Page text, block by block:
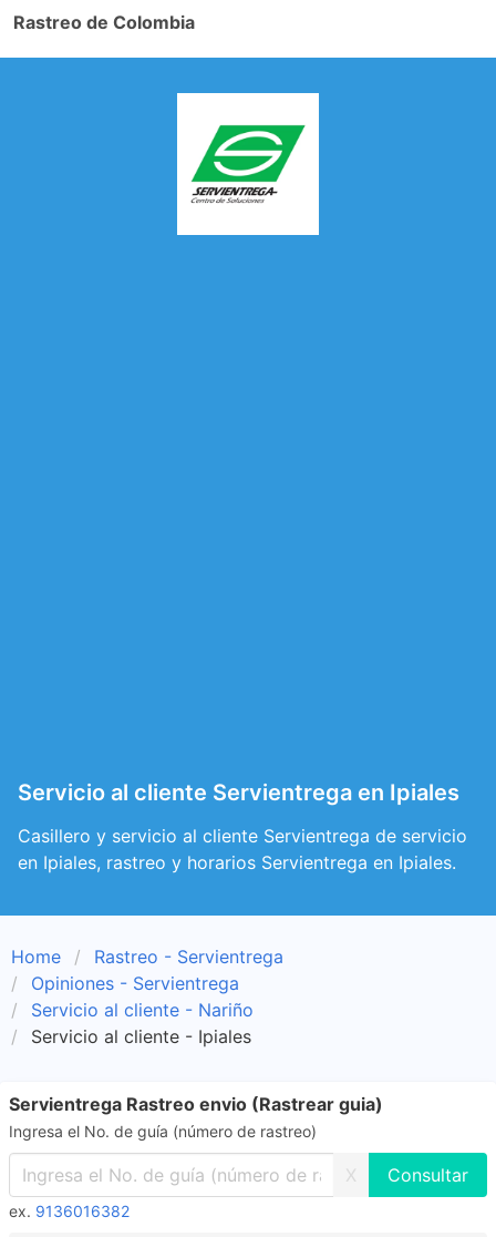
Rastreo de Colombia
Servicio al cliente Servientrega en Ipiales
Casillero y servicio al cliente Servientrega de servicio
en Ipiales, rastreo y horarios Servientrega en Ipiales.
Home
Rastreo - Servientrega
Opiniones - Servientrega
Servicio al cliente - Nariño
Servicio al cliente - Ipiales
Servientrega Rastreo envio (Rastrear guia)
Ingresa el No. de guía (número de rastreo)
X
ex. 9136016382